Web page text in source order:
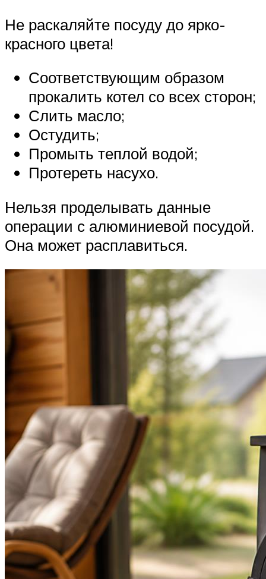
Не раскаляйте посуду до ярко-
красного цвета!
Соответствующим образом
прокалить котел со всех сторон;
Слить масло;
Остудить;
Промыть теплой водой;
Протереть насухо.
Нельзя проделывать данные
операции с алюминиевой посудой.
Она может расплавиться.